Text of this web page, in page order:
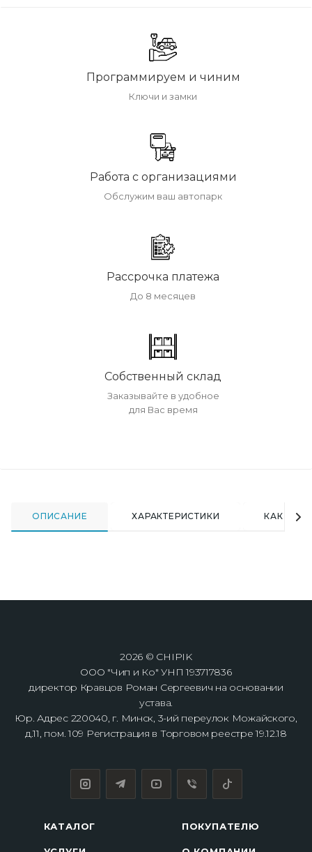
Программируем и чиним
Ключи и замки
Работа с организациями
Обслужим ваш автопарк
Рассрочка платежа
До 8 месяцев
Собственный склад
Заказывайте в удобное
для Вас время
ОПИСАНИЕ ХАРАКТЕРИСТИКИ КАК
2026 © CHIPIK
ООО "Чип и Ко" УНП 193717836
директор Кравцов Роман Сергеевич на основании
устава.
Юр. Адрес 220040, г. Минск, 3-ий переулок Можайского,
д.11, пом. 109 Регистрация в Торговом реестре 19.12.18
КАТАЛОГ ПОКУПАТЕЛЮ